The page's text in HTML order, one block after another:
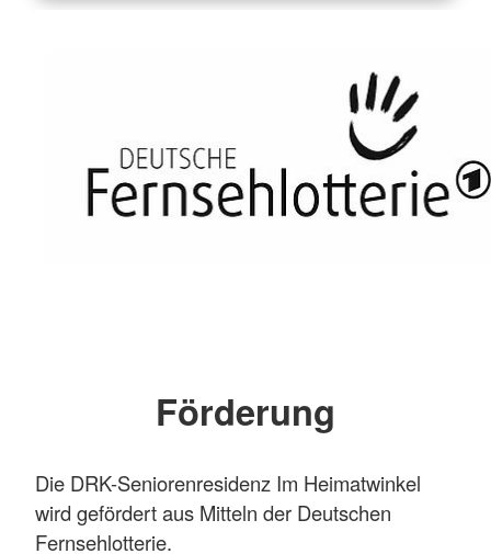
Förderung
Die DRK-Seniorenresidenz Im Heimatwinkel
wird gefördert aus Mitteln der Deutschen
Fernsehlotterie.